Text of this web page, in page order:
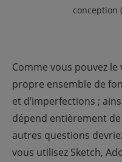
conception
Comme vous pouvez
propre ensemble de
et d’imperfections ;
dépend entièrement
autres questions
vous utilisez Sketch,